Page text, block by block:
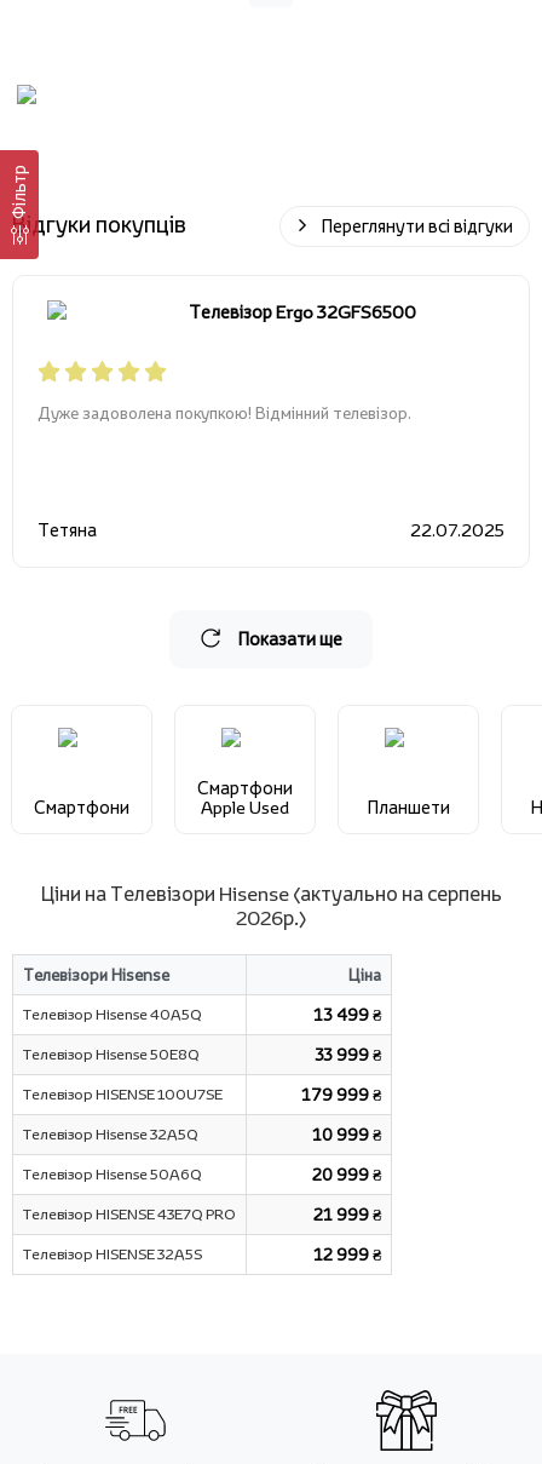
Фільтр
Відгуки покупців Переглянути всі відгуки
Телевізор Ergo 32GFS6500
Дуже задоволена покупкою! Відмінний телевізор.
Тетяна 22.07.2025
Показати ще
Смартфони
Смартфони
Apple Used
Планшети
Ціни на Телевізори Hisense (актуально на серпень
2026р.)
Телевізори Hisense Ціна
Телевізор Hisense 40A5Q 13 499 ₴
Телевізор Hisense 50E8Q 33 999 ₴
Телевізор HISENSE 100U7SE 179 999 ₴
Телевізор Hisense 32A5Q 10 999 ₴
Телевізор Hisense 50A6Q 20 999 ₴
Телевізор HISENSE 43E7Q PRO 21 999 ₴
Телевізор HISENSE 32A5S 12 999 ₴